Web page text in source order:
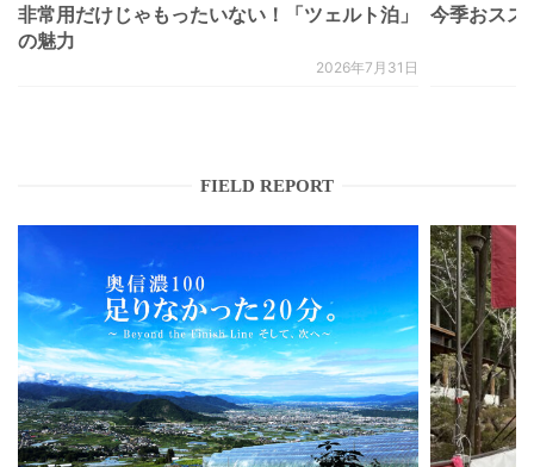
非常用だけじゃもったいない！「ツェルト泊」
の魅力
2026年7月31日
今季おスス
FIELD REPORT